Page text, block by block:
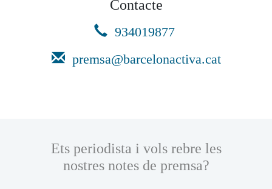
Contacte
934019877
premsa@barcelonactiva.cat
Ets periodista i vols rebre les
nostres notes de premsa?